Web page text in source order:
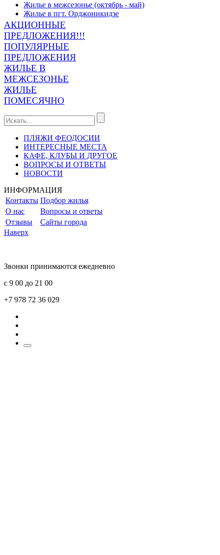
Жилье в межсезонье (октябрь - май)
Жилье в пгт. Орджоникидзе
АКЦИОННЫЕ
ПРЕДЛОЖЕНИЯ!!!
ПОПУЛЯРНЫЕ
ПРЕДЛОЖЕНИЯ
ЖИЛЬЕ В
МЕЖСЕЗОНЬЕ
ЖИЛЬЕ
ПОМЕСЯЧНО
ПЛЯЖИ ФЕОДОСИИ
ИНТЕРЕСНЫЕ МЕСТА
КАФЕ, КЛУБЫ И ДРУГОЕ
ВОПРОСЫ И ОТВЕТЫ
НОВОСТИ
ИНФОРМАЦИЯ
Контакты Подбор жилья
О нас
Вопросы и ответы
Отзывы
Сайты города
Наверх
Звонки принимаются ежедневно
с 9 00 до 21 00
+7 978 72 36 029